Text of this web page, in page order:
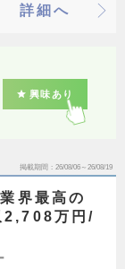
詳細へ
興味あり
掲載期間 26/08/06～26/08/19
界最高の
2,708万円/